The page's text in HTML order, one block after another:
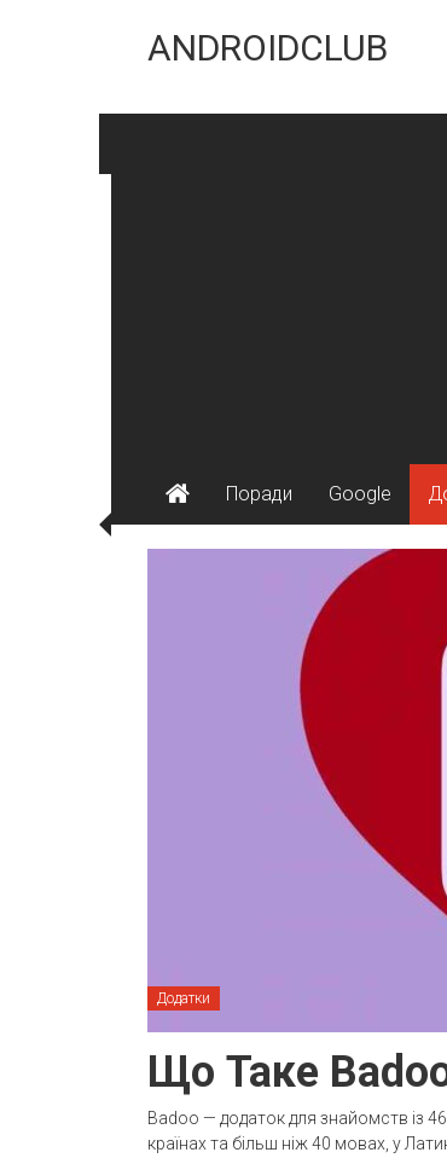
contentANDROIDCLUB
Поради Google
Додатки
Що Таке
Badoo — додаток для знайомств із
країнах та більш ніж 40 мовах, у